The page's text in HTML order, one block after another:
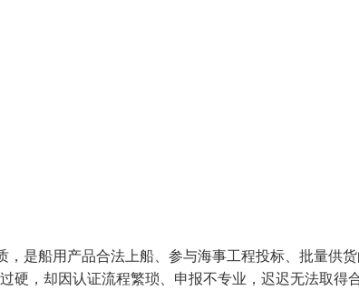
，是船用产品合法上船、参与海事工程投标、批量供
硬，却因认证流程繁琐、申报不专业，迟迟无法取得